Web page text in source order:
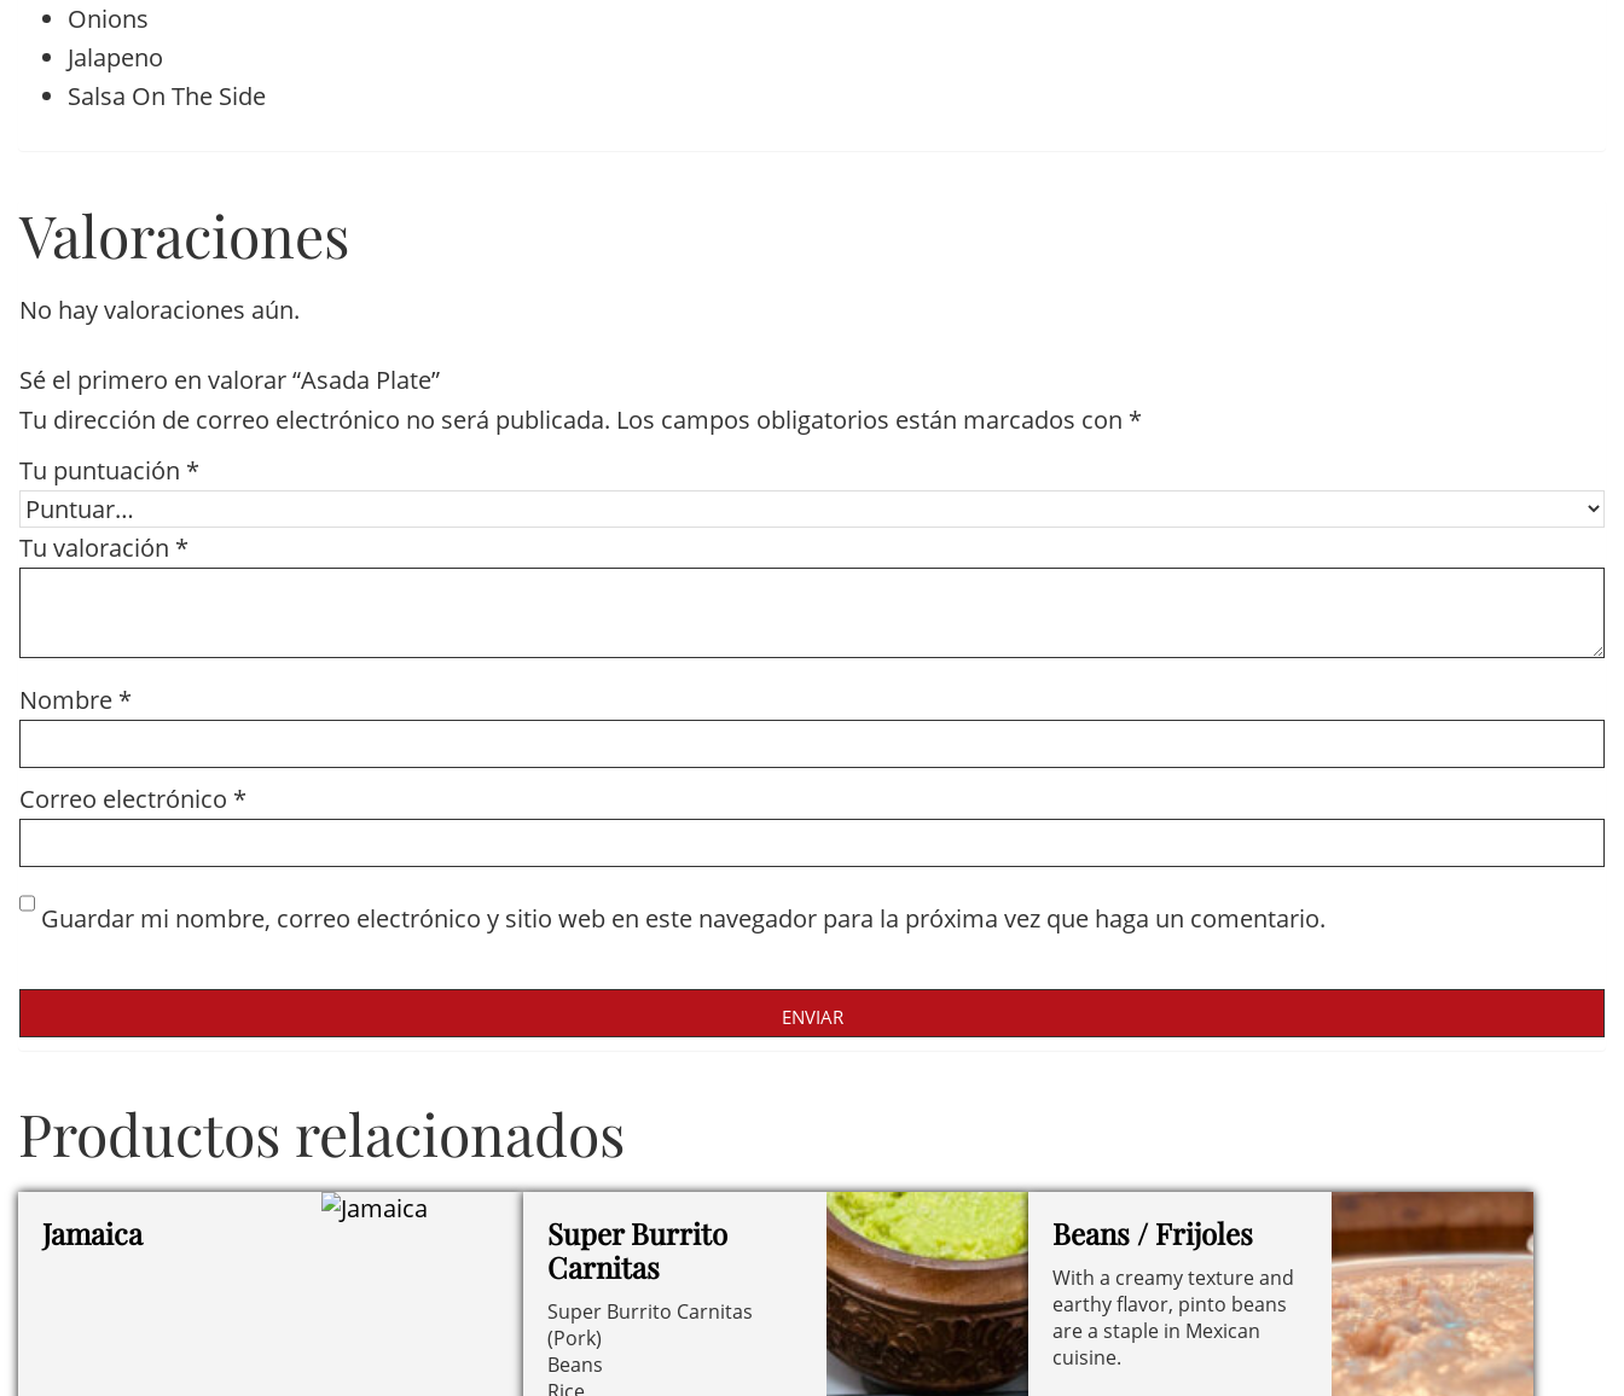
Onions
Jalapeno
Salsa On The Side
Valoraciones
No hay valoraciones aún.
Sé el primero en valorar “Asada Plate”
Tu dirección de correo electrónico no será publicada. Los campos obligatorios están marcados con *
Tu puntuación *
Tu valoración *
Nombre *
Correo electrónico *
Guardar mi nombre, correo electrónico y sitio web en este navegador para la próxima vez que haga un comentario.
Productos relacionados
Jamaica
Super Burrito
Carnitas
Super Burrito Carnitas
(Pork)
Beans
Beans / Frijoles
With a creamy texture and
earthy flavor, pinto beans
are a staple in Mexican
cuisine.